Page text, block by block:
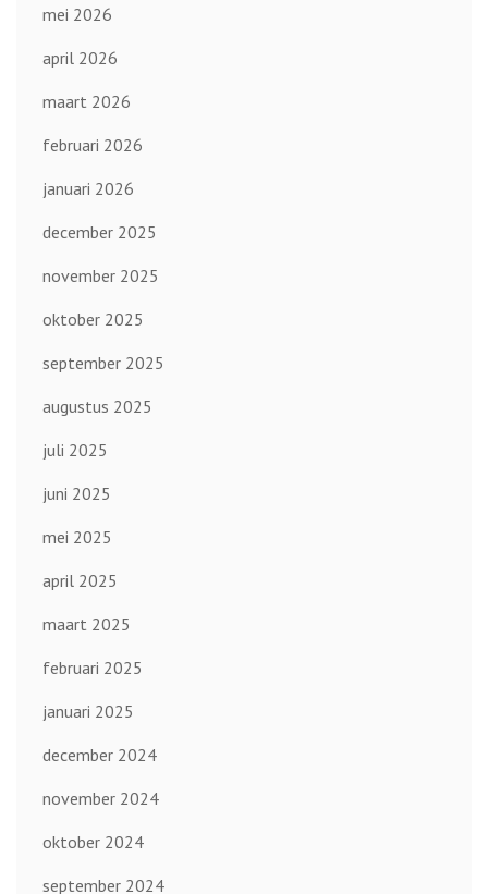
mei 2026
april 2026
maart 2026
februari 2026
januari 2026
december 2025
november 2025
oktober 2025
september 2025
augustus 2025
juli 2025
juni 2025
mei 2025
april 2025
maart 2025
februari 2025
januari 2025
december 2024
november 2024
oktober 2024
september 2024